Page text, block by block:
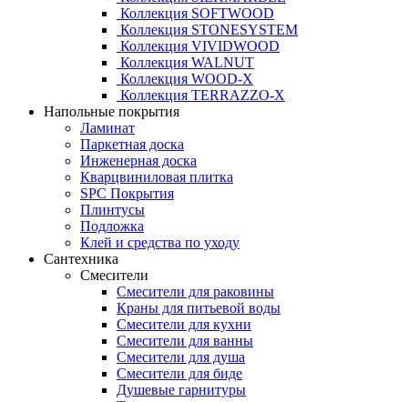
Коллекция SOFTWOOD
Коллекция STONESYSTEM
Коллекция VIVIDWOOD
Коллекция WALNUT
Коллекция WOOD-X
Коллекция ТЕRRАZZO-X
Напольные покрытия
Ламинат
Паркетная доска
Инженерная доска
Кварцвиниловая плитка
SPC Покрытия
Плинтусы
Подложка
Клей и средства по уходу
Сантехника
Смесители
Смесители для раковины
Краны для питьевой воды
Смесители для кухни
Смесители для ванны
Смесители для душа
Смесители для биде
Душевые гарнитуры